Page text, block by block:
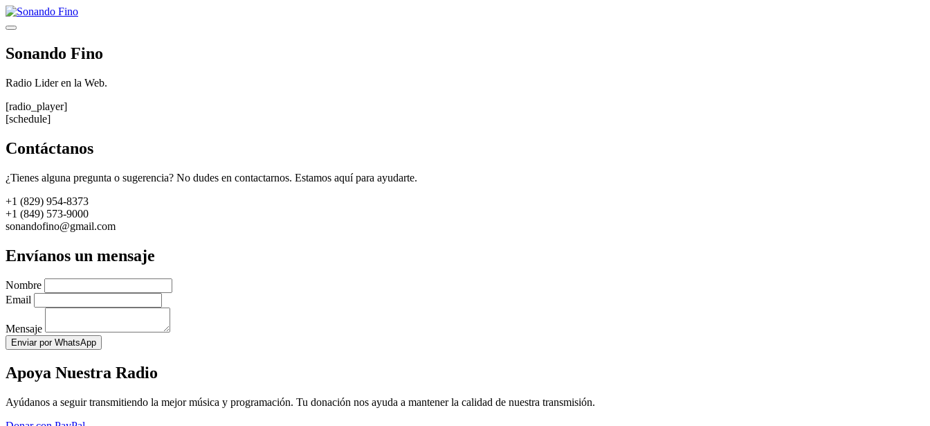
Saltar
al
Menú
Sonando Fino
Radio Lider en la Web.
[radio_player]
[schedule]
Contáctanos
¿Tienes alguna pregunta o sugerencia? No dudes en contactarnos. Estamos aquí para ayudarte.
+1 (829) 954-8373
+1 (849) 573-9000
sonandofino@gmail.com
Envíanos un mensaje
Nombre
Email
Mensaje
Enviar por WhatsApp
Apoya Nuestra Radio
Ayúdanos a seguir transmitiendo la mejor música y programación. Tu donación nos ayuda a mantener la calidad de nuestra transmisión.